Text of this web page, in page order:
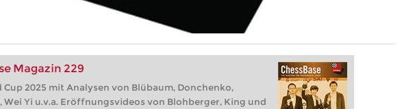
Magazin 229
Cup 2025 mit Analysen von Blübaum, Donchenko,
Wei Yi u.v.a. Eröffnungsvideos von Blohberger, King und